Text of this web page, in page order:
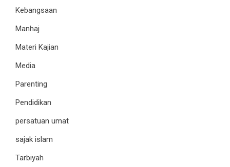
Kebangsaan
Manhaj
Materi Kajian
Media
Parenting
Pendidikan
persatuan umat
sajak islam
Tarbiyah